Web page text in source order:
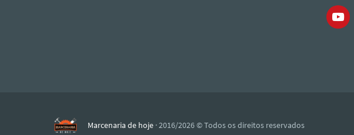
Marcenaria de hoje· 2016/2026 © Todos os direitos reservados